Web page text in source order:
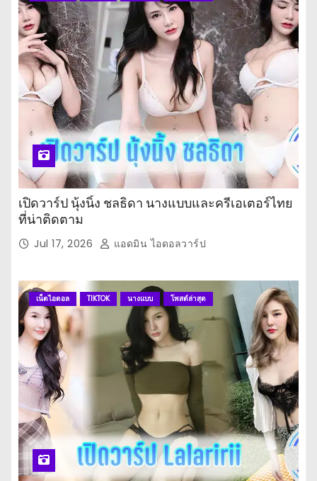
เปิดวาร์ป นุ้งนิ้ง ชลธิดา นางแบบและครีเอเตอร์ไทย
ที่น่าติดตาม
Jul 17, 2026 แอดมิน ไอดอลวาร์ป
เน็ตไอดอล TIKTOK นางแบบ โพสต์ล่าสุด